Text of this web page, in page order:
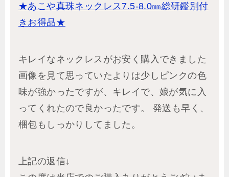
★あこや真珠ネックレス7.5-8.0㎜総研鑑別付
きお得品★
キレイなネックレスがお安く購入できました
画像を見て思っていたよりは少しピンクの色
味が強かったですが、キレイで、娘が気に入
ってくれたので良かったです。 発送も早く、
梱包もしっかりしてました。
上記の返信↓